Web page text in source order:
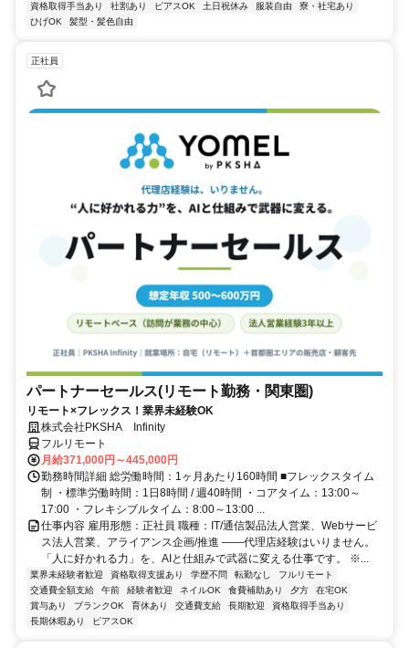
資格取得手当あり
社割あり ピアスOK 土日祝休み 服装自由
寮・社宅あり
ひげOK
髪型・髪色自由
正社員
パートナーセールス(リモート勤務・関東圏)
リモート×フレックス！業界未経験OK
株式会社PKSHA Infinity
フルリモート
月給371,000円～445,000円
勤務時間詳細 総労働時間：1ヶ月あたり160時間 ■フレックスタイム
制 ・標準労働時間：1日8時間 / 週40時間 ・コアタイム：13:00～
17:00 ・フレキシブルタイム：8:00～13:00 ...
仕事内容 雇用形態：正社員 職種：IT/通信製品法人営業、Webサービ
ス法人営業、アライアンス企画/推進 ――代理店経験はいりません。
「人に好かれる力」を、AIと仕組みで武器に変える仕事です。 ※...
業界未経験者歓迎 資格取得支援あり 学歴不問 転勤なし
フルリモート
交通費全額支給
午前 経験者歓迎 ネイルOK 食費補助あり 夕方
在宅OK
賞与あり
ブランクOK 育休あり 交通費支給 長期歓迎
資格取得手当あり
長期休暇あり
ピアスOK